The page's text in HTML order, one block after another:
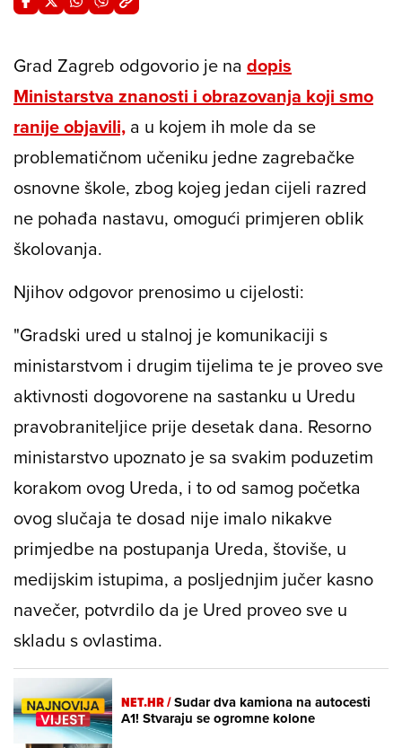
Grad Zagreb odgovorio je na dopis
Ministarstva znanosti i obrazovanja koji smo
ranije objavili, a u kojem ih mole da se
problematičnom učeniku jedne zagrebačke
osnovne škole, zbog kojeg jedan cijeli razred
ne pohađa nastavu, omogući primjeren oblik
školovanja.
Njihov odgovor prenosimo u cijelosti:
"Gradski ured u stalnoj je komunikaciji s
ministarstvom i drugim tijelima te je proveo sve
aktivnosti dogovorene na sastanku u Uredu
pravobraniteljice prije desetak dana. Resorno
ministarstvo upoznato je sa svakim poduzetim
korakom ovog Ureda, i to od samog početka
ovog slučaja te dosad nije imalo nikakve
primjedbe na postupanja Ureda, štoviše, u
medijskim istupima, a posljednjim jučer kasno
navečer, potvrdilo da je Ured proveo sve u
skladu s ovlastima.
NET.HR /Sudar dva kamiona na autocesti
A1! Stvaraju se ogromne kolone